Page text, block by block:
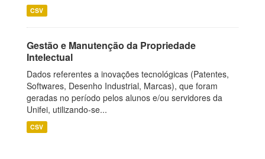
CSV
Gestão e Manutenção da Propriedade
Intelectual
Dados referentes a inovações tecnológicas (Patentes,
Softwares, Desenho Industrial, Marcas), que foram
geradas no período pelos alunos e/ou servidores da
Unifei, utilizando-se...
CSV